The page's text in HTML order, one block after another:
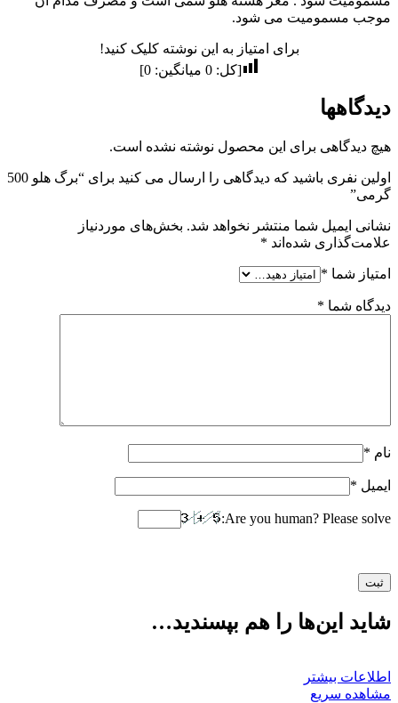
موجب مسمومیت می شود.
برای امتیاز به این نوشته کلیک کنید!
[کل:0 میانگین:0
]
دیدگاهها
هیچ دیدگاهی برای این محصول نوشته نشده است.
اولین نفری باشید که دیدگاهی را ارسال می کنید برای “برگ هلو 500
گرمی”
نشانی ایمیل شما منتشر نخواهد شد. بخش‌های موردنیاز
علامت‌گذاری شده‌اند *
امتیاز شما *
دیدگاه شما *
نام *
ایمیل *
Are you human? Please solve:
شاید این‌ها را هم بپسندید…
اطلاعات بیشتر
مشاهده سریع